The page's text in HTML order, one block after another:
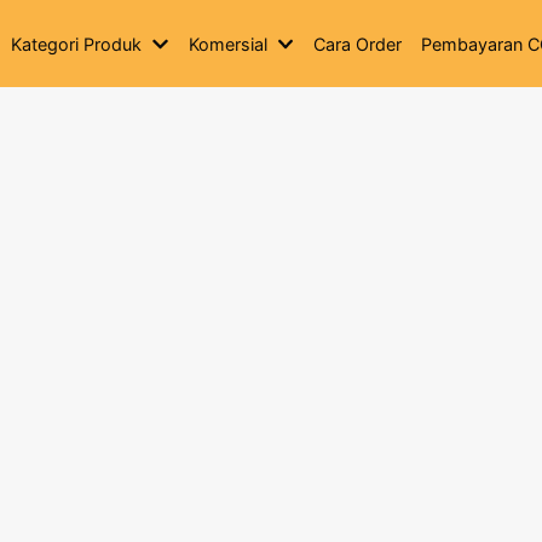
Kategori Produk Komersial Cara Order Pembayaran